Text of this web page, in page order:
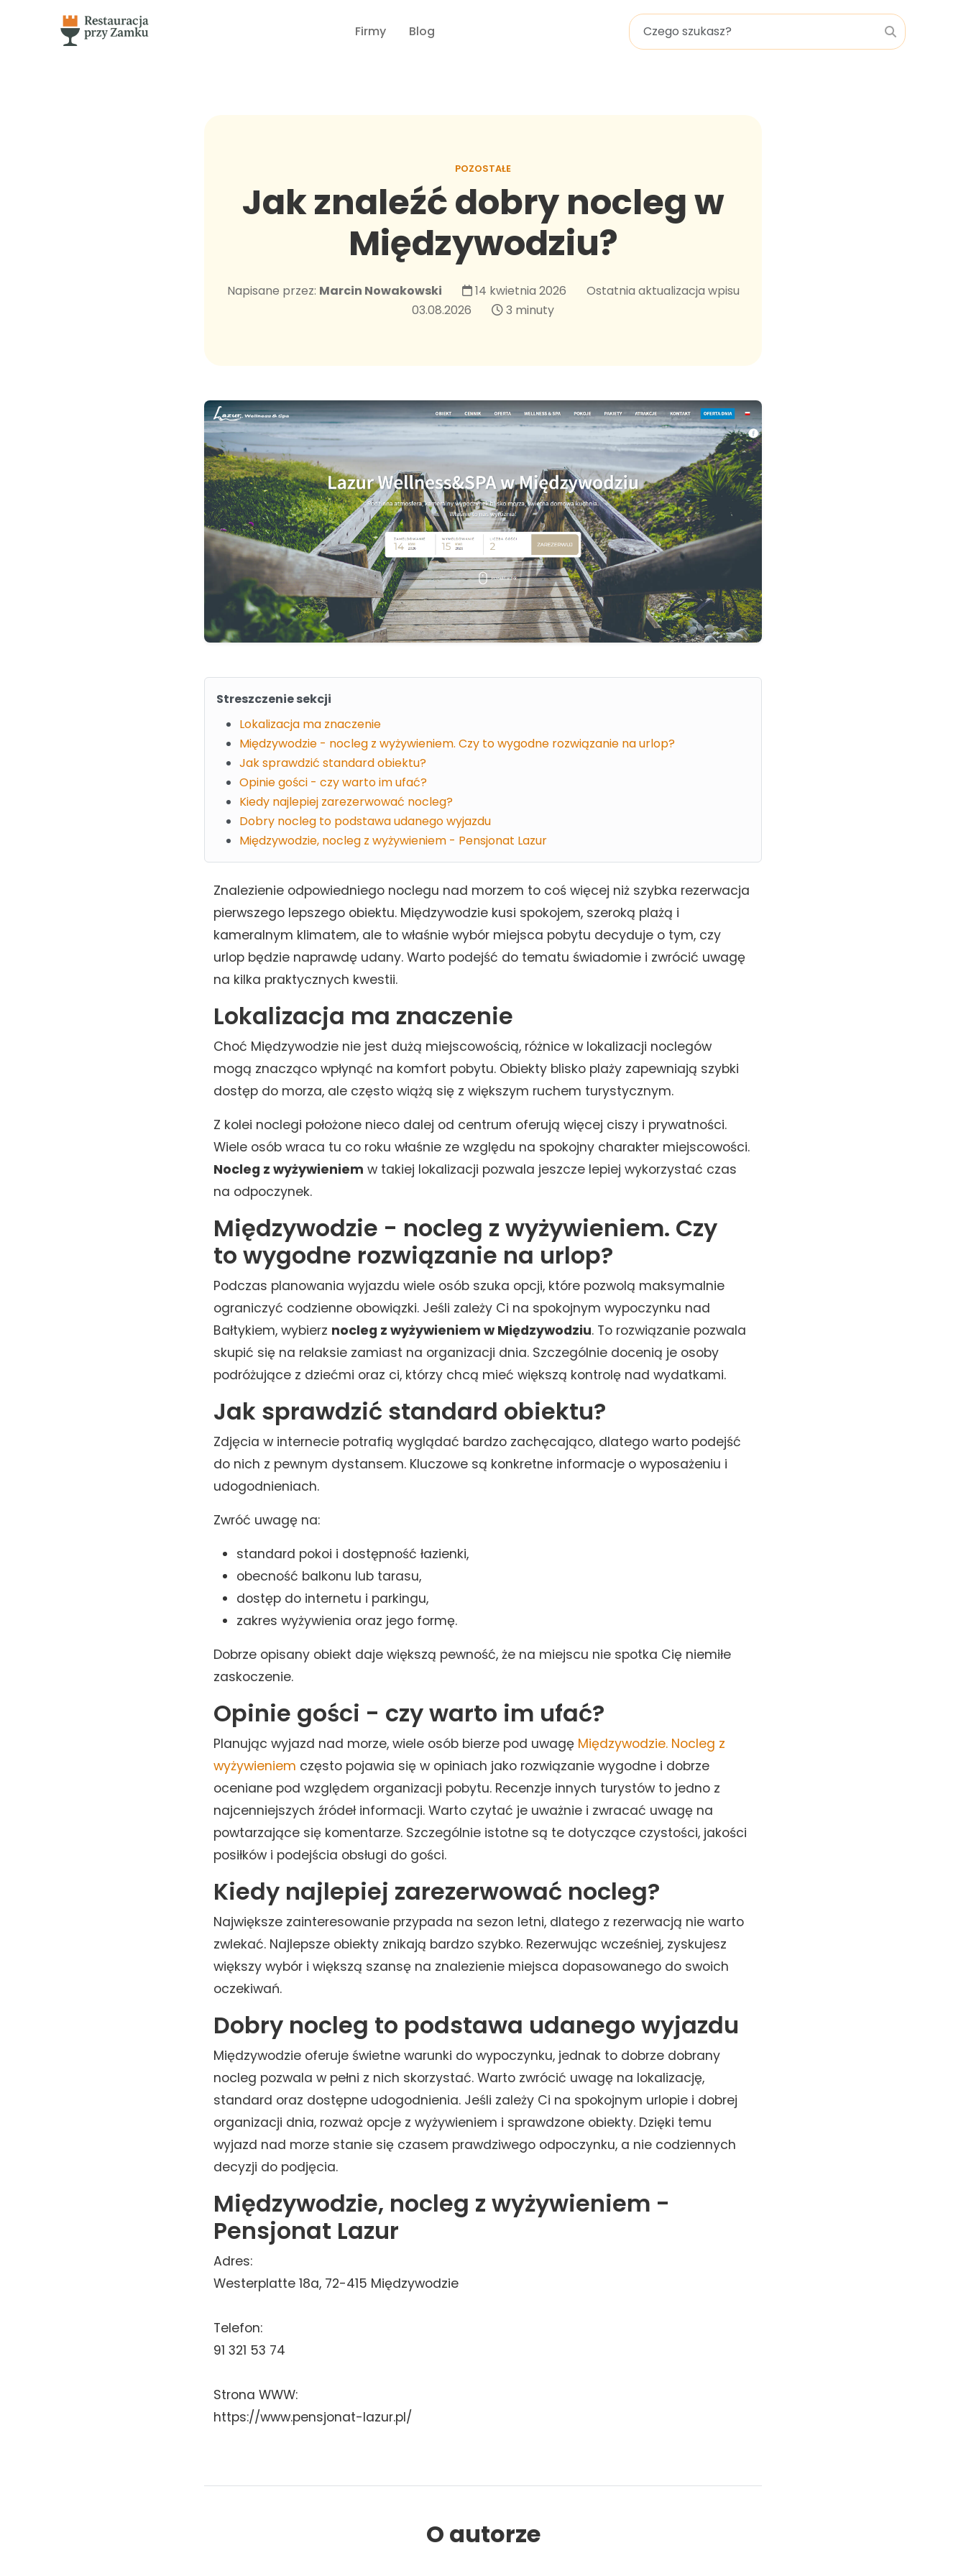
Firmy Blog
POZOSTAŁE
Jak znaleźć dobry nocleg w
Międzywodziu?
Napisane przez: Marcin Nowakowski 14 kwietnia 2026
Ostatnia aktualizacja wpisu
03.08.2026
3 minuty
Streszczenie sekcji
Lokalizacja ma znaczenie
Międzywodzie - nocleg z wyżywieniem. Czy to wygodne rozwiązanie na urlop?
Jak sprawdzić standard obiektu?
Opinie gości - czy warto im ufać?
Kiedy najlepiej zarezerwować nocleg?
Dobry nocleg to podstawa udanego wyjazdu
Międzywodzie, nocleg z wyżywieniem - Pensjonat Lazur
Znalezienie odpowiedniego noclegu nad morzem to coś więcej niż szybka rezerwacja
pierwszego lepszego obiektu. Międzywodzie kusi spokojem, szeroką plażą i
kameralnym klimatem, ale to właśnie wybór miejsca pobytu decyduje o tym, czy
urlop będzie naprawdę udany. Warto podejść do tematu świadomie i zwrócić uwagę
na kilka praktycznych kwestii.
Lokalizacja ma znaczenie
Choć Międzywodzie nie jest dużą miejscowością, różnice w lokalizacji noclegów
mogą znacząco wpłynąć na komfort pobytu. Obiekty blisko plaży zapewniają szybki
dostęp do morza, ale często wiążą się z większym ruchem turystycznym.
Z kolei noclegi położone nieco dalej od centrum oferują więcej ciszy i prywatności.
Wiele osób wraca tu co roku właśnie ze względu na spokojny charakter miejscowości.
Nocleg z wyżywieniem w takiej lokalizacji pozwala jeszcze lepiej wykorzystać czas
na odpoczynek.
Międzywodzie - nocleg z wyżywieniem. Czy
to wygodne rozwiązanie na urlop?
Podczas planowania wyjazdu wiele osób szuka opcji, które pozwolą maksymalnie
ograniczyć codzienne obowiązki. Jeśli zależy Ci na spokojnym wypoczynku nad
Bałtykiem, wybierz nocleg z wyżywieniem w Międzywodziu. To rozwiązanie pozwala
skupić się na relaksie zamiast na organizacji dnia. Szczególnie docenią je osoby
podróżujące z dziećmi oraz ci, którzy chcą mieć większą kontrolę nad wydatkami.
Jak sprawdzić standard obiektu?
Zdjęcia w internecie potrafią wyglądać bardzo zachęcająco, dlatego warto podejść
do nich z pewnym dystansem. Kluczowe są konkretne informacje o wyposażeniu i
udogodnieniach.
Zwróć uwagę na:
standard pokoi i dostępność łazienki,
obecność balkonu lub tarasu,
dostęp do internetu i parkingu,
zakres wyżywienia oraz jego formę.
Dobrze opisany obiekt daje większą pewność, że na miejscu nie spotka Cię niemiłe
zaskoczenie.
Opinie gości - czy warto im ufać?
Planując wyjazd nad morze, wiele osób bierze pod uwagę Międzywodzie. Nocleg z
wyżywieniem często pojawia się w opiniach jako rozwiązanie wygodne i dobrze
oceniane pod względem organizacji pobytu. Recenzje innych turystów to jedno z
najcenniejszych źródeł informacji. Warto czytać je uważnie i zwracać uwagę na
powtarzające się komentarze. Szczególnie istotne są te dotyczące czystości, jakości
posiłków i podejścia obsługi do gości.
Kiedy najlepiej zarezerwować nocleg?
Największe zainteresowanie przypada na sezon letni, dlatego z rezerwacją nie warto
zwlekać. Najlepsze obiekty znikają bardzo szybko. Rezerwując wcześniej, zyskujesz
większy wybór i większą szansę na znalezienie miejsca dopasowanego do swoich
oczekiwań.
Dobry nocleg to podstawa udanego wyjazdu
Międzywodzie oferuje świetne warunki do wypoczynku, jednak to dobrze dobrany
nocleg pozwala w pełni z nich skorzystać. Warto zwrócić uwagę na lokalizację,
standard oraz dostępne udogodnienia. Jeśli zależy Ci na spokojnym urlopie i dobrej
organizacji dnia, rozważ opcje z wyżywieniem i sprawdzone obiekty. Dzięki temu
wyjazd nad morze stanie się czasem prawdziwego odpoczynku, a nie codziennych
decyzji do podjęcia.
Międzywodzie, nocleg z wyżywieniem -
Pensjonat Lazur
Adres:
Westerplatte 18a, 72-415 Międzywodzie
Telefon:
91 321 53 74
Strona WWW:
https://www.pensjonat-lazur.pl/
O autorze